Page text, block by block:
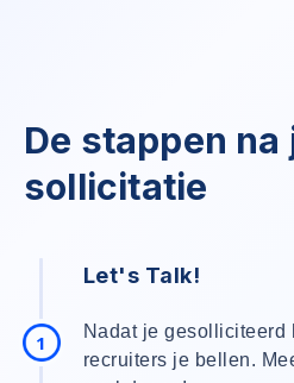
De stappen na
sollicitatie
1
Let's Talk!
Nadat je gesolliciteerd
recruiters je bellen.